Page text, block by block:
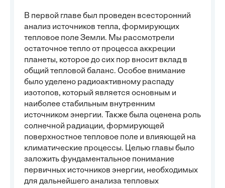
В первой главе был проведен всесторонний
анализ источников тепла, формирующих
тепловое поле Земли. Мы рассмотрели
остаточное тепло от процесса аккреции
планеты, которое до сих пор вносит вклад в
общий тепловой баланс. Особое внимание
было уделено радиоактивному распаду
изотопов, который является основным и
наиболее стабильным внутренним
источником энергии. Также была оценена роль
солнечной радиации, формирующей
поверхностное тепловое поле и влияющей на
климатические процессы. Целью главы было
заложить фундаментальное понимание
первичных источников энергии, необходимых
для дальнейшего анализа тепловых